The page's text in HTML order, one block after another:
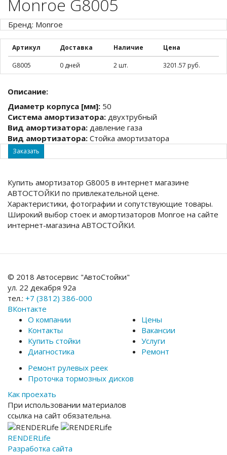
Monroe G8005
Бренд: Monroe
Артикул Доставка Наличие Цена
G8005 0 дней 2 шт. 3201.57 руб.
Описание:
Диаметр корпуса [мм]: 50
Система амортизатора: двухтрубный
Вид амортизатора: давление газа
Вид амортизатора: Стойка амортизатора
Заказать
Купить амортизатор G8005 в интернет магазине
АВТОСТОЙКИ по привлекательной цене.
Характеристики, фотографии и сопутствующие товары.
Широкий выбор стоек и амортизаторов Monroe на сайте
интернет-магазина АВТОСТОЙКИ.
© 2018 Автосервис "АвтоСтойки"
ул. 22 декабря 92а
тел.: +7 (3812) 386-000
ВКонтакте
О компании
Контакты
Купить стойки
Диагностика
Цены
Вакансии
Услуги
Ремонт
Ремонт рулевых реек
Проточка тормозных дисков
Как проехать
При использовании материалов
ссылка на сайт обязательна.
RENDERLife
Разработка сайта